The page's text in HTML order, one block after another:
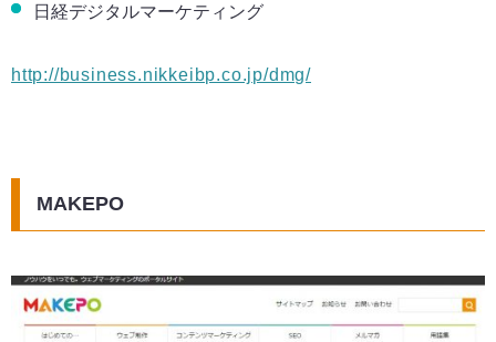
日経デジタルマーケティング
http://business.nikkeibp.co.jp/dmg/
MAKEPO